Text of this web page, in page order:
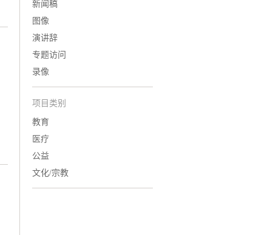
新闻稿
图像
演讲辞
专题访问
录像
项目类别
教育
医疗
公益
文化/宗教